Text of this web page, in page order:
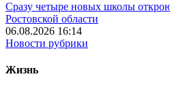
Сразу четыре новых школы
Ростовской области
06.08.2026 16:14
Новости рубрики
Жизнь